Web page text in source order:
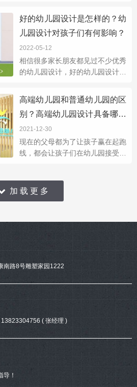
管是幼儿园还是家装还是商铺等
等，但是这样就会给人家一种很杂
乱的感觉，所
好的幼儿园设计是怎样的？幼
儿园设计对孩子们有何影响？
2022-05-12
相信很多家长朋友都见过不少优秀
的幼儿园设计，好的幼儿园设计究
有何影响？在幼儿园设计上可以影
响到孩子的身心发展，甚至能影响
孩子们的性
高端幼儿园和普通幼儿园的区
别？高端幼儿园设计具备哪些
特点？
2021-12-30
现在的父母都为了让孩子赢在起跑
线，都会让孩子们在幼儿园接受教
社会上除了很多普惠园高端园，很
加 载 更 多
南路8号雕塑家园1222
( 张经理 )
导！